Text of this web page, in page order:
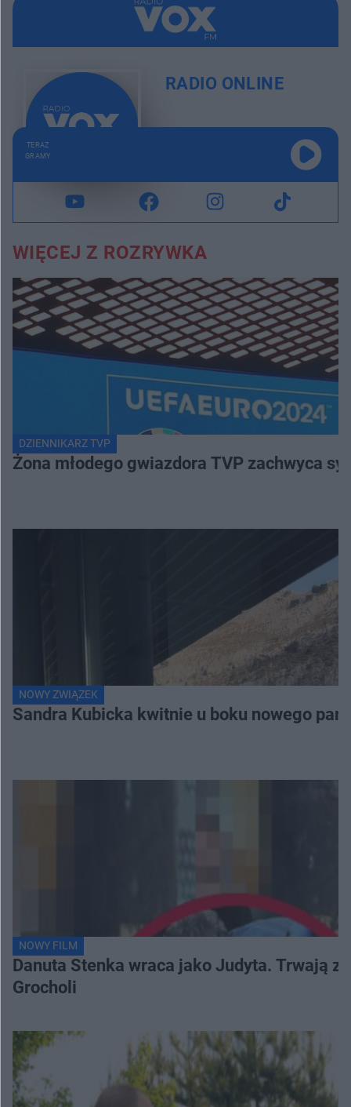
RADIO ONLINE
TERAZ
GRAMY
WIĘCEJ Z ROZRYWKA
DZIENNIKARZ TVP
Żona młodego gwiazdora TVP zachwyca
NOWY ZWIĄZEK
Sandra Kubicka kwitnie u boku nowego
NOWY FILM
Danuta Stenka wraca jako Judyta. Trwają
Grocholi